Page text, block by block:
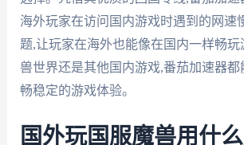
海外玩家在访问国内游戏时遇到的网速
题,让玩家在海外也能像在国内一样畅
兽世界还是其他国内游戏,番茄加速器都
畅稳定的游戏体验。
国外玩国服魔兽用什